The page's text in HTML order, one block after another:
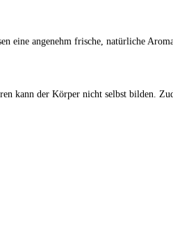
eine angenehm frische, natürliche
kann der Körper nicht selbst bilden.